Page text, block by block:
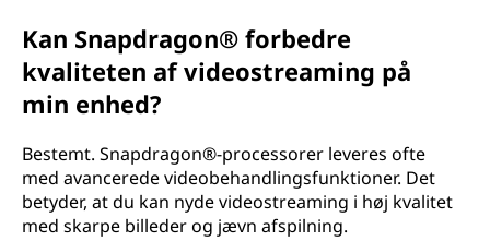
Kan Snapdragon® forbedre
kvaliteten af videostreaming på
min enhed?
Bestemt. Snapdragon®-processorer leveres ofte
med avancerede videobehandlingsfunktioner. Det
betyder, at du kan nyde videostreaming i høj kvalitet
med skarpe billeder og jævn afspilning.